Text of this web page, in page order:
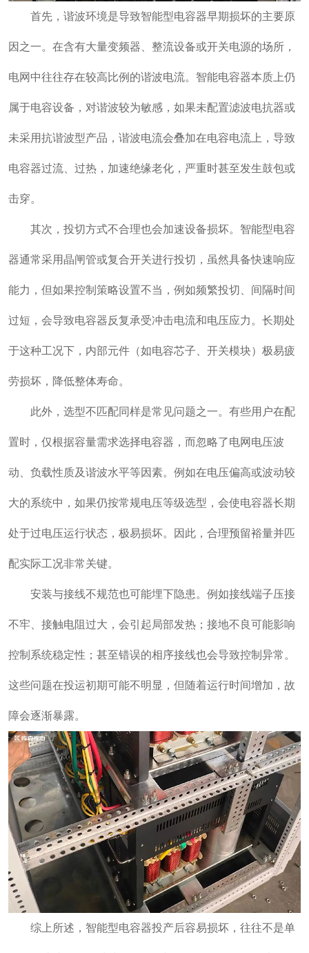
首先，谐波环境是导致智能型电容器早期损坏的主要原
因之一。在含有大量变频器、整流设备或开关电源的场所，
电网中往往存在较高比例的谐波电流。智能电容器本质上仍
属于电容设备，对谐波较为敏感，如果未配置滤波电抗器或
未采用抗谐波型产品，谐波电流会叠加在电容电流上，导致
电容器过流、过热，加速绝缘老化，严重时甚至发生鼓包或
击穿。
其次，投切方式不合理也会加速设备损坏。智能型电容
器通常采用晶闸管或复合开关进行投切，虽然具备快速响应
能力，但如果控制策略设置不当，例如频繁投切、间隔时间
过短，会导致电容器反复承受冲击电流和电压应力。长期处
于这种工况下，内部元件（如电容芯子、开关模块）极易疲
劳损坏，降低整体寿命。
此外，选型不匹配同样是常见问题之一。有些用户在配
置时，仅根据容量需求选择电容器，而忽略了电网电压波
动、负载性质及谐波水平等因素。例如在电压偏高或波动较
大的系统中，如果仍按常规电压等级选型，会使电容器长期
处于过电压运行状态，极易损坏。因此，合理预留裕量并匹
配实际工况非常关键。
安装与接线不规范也可能埋下隐患。例如接线端子压接
不牢、接触电阻过大，会引起局部发热；接地不良可能影响
控制系统稳定性；甚至错误的相序接线也会导致控制异常。
这些问题在投运初期可能不明显，但随着运行时间增加，故
障会逐渐暴露。
综上所述，智能型电容器投产后容易损坏，往往不是单